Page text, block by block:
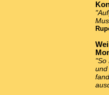
"So
und